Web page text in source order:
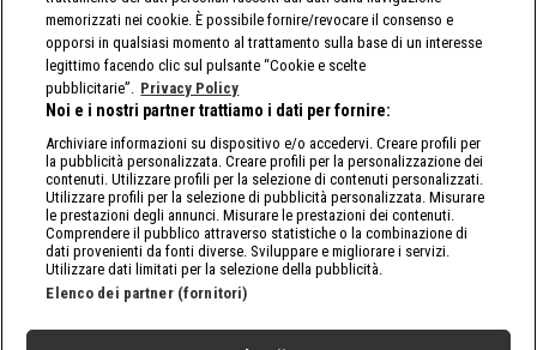
memorizzati nei cookie. È possibile fornire/revocare il consenso e
opporsi in qualsiasi momento al trattamento sulla base di un interesse
legittimo facendo clic sul pulsante “Cookie e scelte
pubblicitarie”. Privacy Policy
Noi e i nostri partner trattiamo i dati per fornire:
Archiviare informazioni su dispositivo e/o accedervi. Creare profili per
la pubblicità personalizzata. Creare profili per la personalizzazione dei
contenuti. Utilizzare profili per la selezione di contenuti personalizzati.
Utilizzare profili per la selezione di pubblicità personalizzata. Misurare
le prestazioni degli annunci. Misurare le prestazioni dei contenuti.
Comprendere il pubblico attraverso statistiche o la combinazione di
dati provenienti da fonti diverse. Sviluppare e migliorare i servizi.
Utilizzare dati limitati per la selezione della pubblicità.
Elenco dei partner (fornitori)